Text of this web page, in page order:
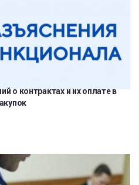
о контрактах и их оплате в